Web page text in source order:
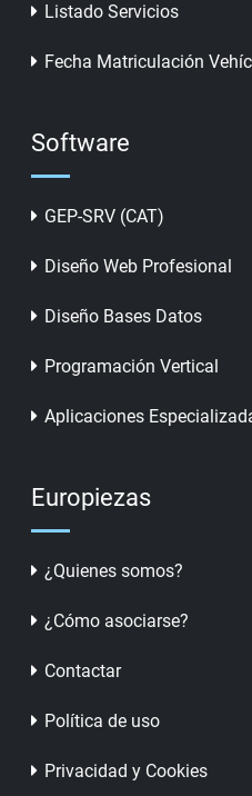
Listado Servicios
Fecha Matriculación
Software
GEP-SRV (CAT)
Diseño Web Profesional
Diseño Bases Datos
Programación Vertical
Aplicaciones
Europiezas
¿Quienes somos?
¿Cómo asociarse?
Contactar
Política de uso
Privacidad y Cookies